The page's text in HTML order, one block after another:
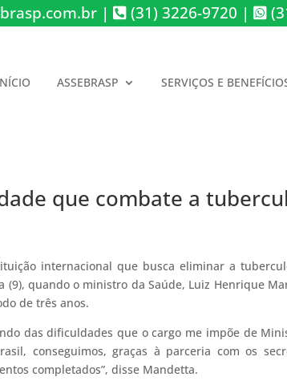
| (31) 3226-9720 |
ASSEBRASP SERVIÇOS E
que combate a
internacional que busca eliminar a
quando o ministro da Saúde, Luiz Henrique
de três anos.
das dificuldades que o cargo me impõe de
conseguimos, graças à parceria com os
completados”, disse Mandetta.